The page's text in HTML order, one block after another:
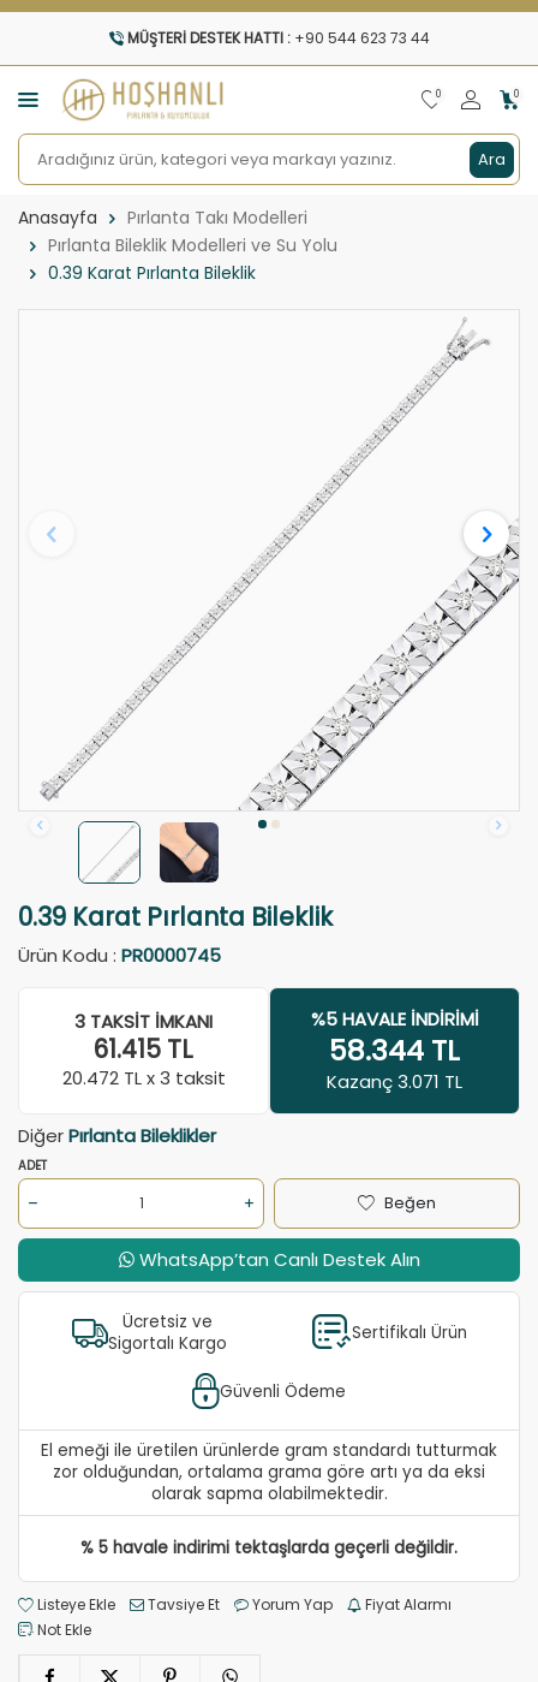
MÜŞTERI DESTEK HATTI : +90 544 623 73 44
Ara
0 0
Anasayfa
Pırlanta Takı Modelleri
Pırlanta Bileklik Modelleri ve Su Yolu
0.39 Karat Pırlanta Bileklik
0.39 Karat Pırlanta Bileklik
Ürün Kodu : PR0000745
3 TAKSIT İMKANI
61.415 TL
20.472 TL x 3 taksit
%5 HAVALE İNDIRIMI
58.344 TL
Kazanç 3.071 TL
DiğerPırlanta Bileklikler
ADET
Beğen
WhatsApp’tan Canlı Destek Alın
Ücretsiz ve
Sigortalı Kargo
Sertifikalı Ürün
Güvenli Ödeme
El emeği ile üretilen ürünlerde gram standardı tutturmak
zor olduğundan, ortalama grama göre artı ya da eksi
olarak sapma olabilmektedir.
% 5 havale indirimi tektaşlarda geçerli değildir.
Listeye Ekle Tavsiye Et Yorum Yap
Fiyat Alarmı
Not Ekle